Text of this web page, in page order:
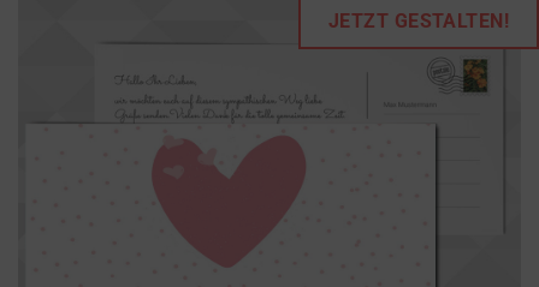
JETZT GESTALTEN!